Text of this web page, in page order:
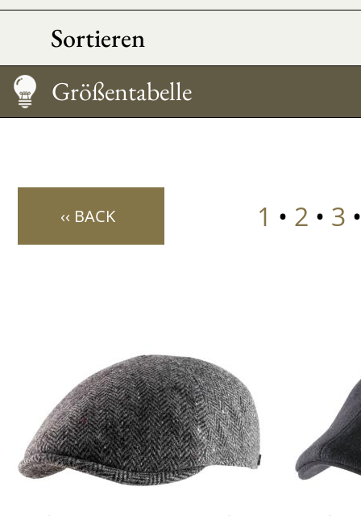
Sortieren
Größentabelle
‹‹ BACK 1 • 2 • 3